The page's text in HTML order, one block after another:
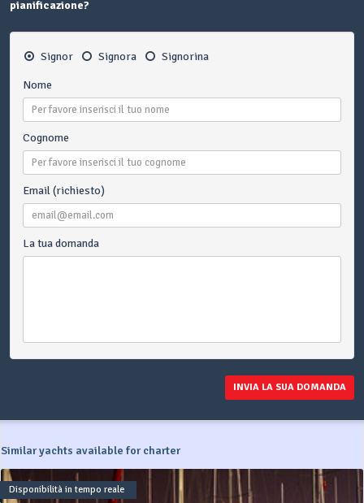
pianificazione?
Signor Signora Signorina
Nome
Cognome
Email (richiesto)
La tua domanda
INVIA LA SUA DOMANDA
Similar yachts available for charter
Disponibilità in tempo reale